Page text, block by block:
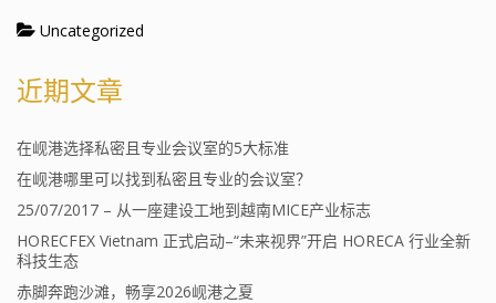
Uncategorized
近期文章
在岘港选择私密且专业会议室的5大标准
在岘港哪里可以找到私密且专业的会议室？
25/07/2017 – 从一座建设工地到越南MICE产业标志
HORECFEX Vietnam 正式启动–“未来视界”开启 HORECA 行业全新
科技生态
赤脚奔跑沙滩，畅享2026岘港之夏